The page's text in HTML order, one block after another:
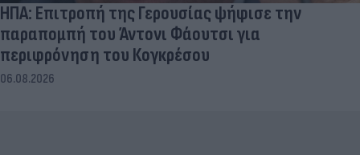
ΗΠΑ: Επιτροπή της Γερουσίας ψήφισε την
παραπομπή του Άντονι Φάουτσι για
περιφρόνηση του Κογκρέσου
06.08.2026